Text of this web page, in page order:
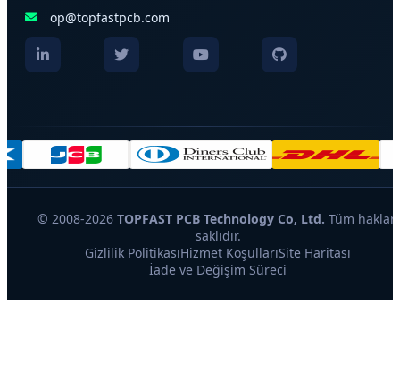
op@topfastpcb.com
© 2008-2026 TOPFAST PCB Technology Co, Ltd. Tüm hakları
saklıdır.
Gizlilik PolitikasıHizmet KoşullarıSite Haritası
İade ve Değişim Süreci